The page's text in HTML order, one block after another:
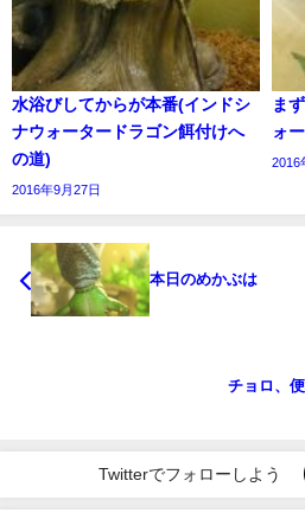
水浴びしてからが本番(インドシ
ナウォータードラゴン餌付けへ
の道)
2016年9月27日
ま
ォ
2016
本日のめかぶは
チョロ、
Twitterでフォローしよう